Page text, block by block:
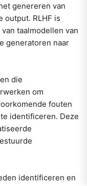
genereren van
output. RLHF is
taalmodellen van
generatoren naar
die
om
fouten
identificeren. Deze
identificeren en